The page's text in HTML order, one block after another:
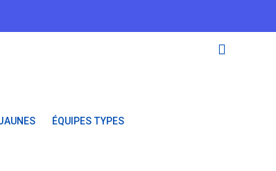
ÉQUIPES TYPES